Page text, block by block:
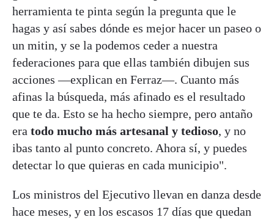
herramienta te pinta según la pregunta que le
hagas y así sabes dónde es mejor hacer un paseo o
un mitin, y se la podemos ceder a nuestra
federaciones para que ellas también dibujen sus
acciones —explican en Ferraz—. Cuanto más
afinas la búsqueda, más afinado es el resultado
que te da. Esto se ha hecho siempre, pero antaño
era todo mucho más artesanal y tedioso, y no
ibas tanto al punto concreto. Ahora sí, y puedes
detectar lo que quieras en cada municipio".
Los ministros del Ejecutivo llevan en danza desde
hace meses, y en los escasos 17 días que quedan